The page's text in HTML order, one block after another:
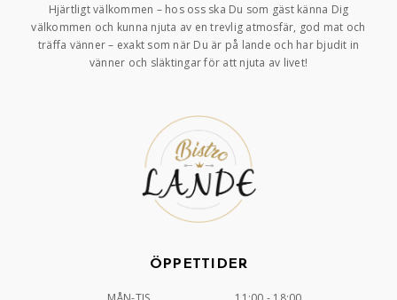
Hjärtligt välkommen – hos oss ska Du som gäst känna Dig
välkommen och kunna njuta av en trevlig atmosfär, god mat och
träffa vänner – exakt som när Du är på lande och har bjudit in
vänner och släktingar för att njuta av livet!
ÖPPETTIDER